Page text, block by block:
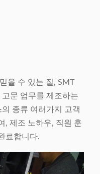
을 수 있는 질, SMT
문 업무를 제조하는
종류 여러가지 고객
, 제조 노하우, 직원 훈
료합니다.